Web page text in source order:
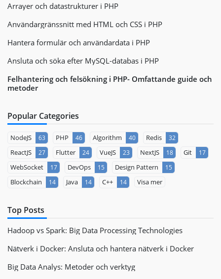
Arrayer och datastrukturer i PHP
Användargränssnitt med HTML och CSS i PHP
Hantera formulär och användardata i PHP
Ansluta och söka efter MySQL-databas i PHP
Felhantering och felsökning i PHP- Omfattande guide och
metoder
Popular Categories
NodeJS 63 PHP 46 Algorithm 40 Redis 32
ReactJS 27 Flutter 24 VueJS 23 NextJS 18 Git 17
WebSocket 17 DevOps 15 Design Pattern 15
Blockchain 14 Java 14 C++ 14 Visa mer
Top Posts
Hadoop vs Spark: Big Data Processing Technologies
Nätverk i Docker: Ansluta och hantera nätverk i Docker
Big Data Analys: Metoder och verktyg